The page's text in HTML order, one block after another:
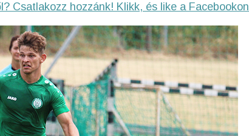
Csatlakozz hozzánk! Klikk, és like a